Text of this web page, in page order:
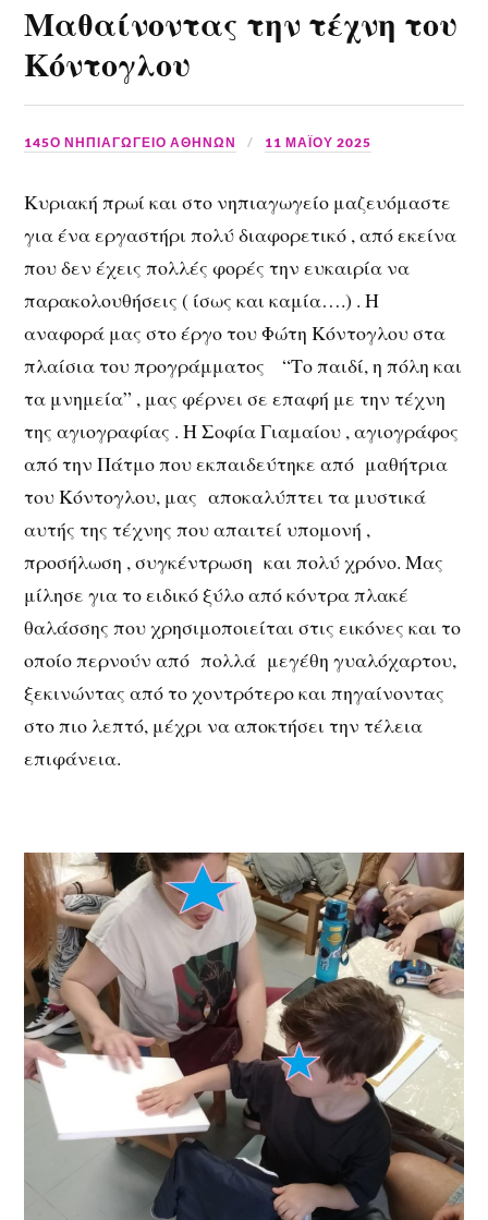
Μαθαίνοντας την τέχνη του
Κόντογλου
145Ο ΝΗΠΙΑΓΩΓΕΙΟ ΑΘΗΝΩΝ 11 ΜΑΪ́ΟΥ 2025
Κυριακή πρωί και στο νηπιαγωγείο μαζευόμαστε
για ένα εργαστήρι πολύ διαφορετικό , από εκείνα
που δεν έχεις πολλές φορές την ευκαιρία να
παρακολουθήσεις ( ίσως και καμία….) . Η
αναφορά μας στο έργο του Φώτη Κόντογλου στα
πλαίσια του προγράμματος “Το παιδί, η πόλη και
τα μνημεία” , μας φέρνει σε επαφή με την τέχνη
της αγιογραφίας . Η Σοφία Γιαμαίου , αγιογράφος
από την Πάτμο που εκπαιδεύτηκε από μαθήτρια
του Κόντογλου, μας αποκαλύπτει τα μυστικά
αυτής της τέχνης που απαιτεί υπομονή ,
προσήλωση , συγκέντρωση και πολύ χρόνο. Μας
μίλησε για το ειδικό ξύλο από κόντρα πλακέ
θαλάσσης που χρησιμοποιείται στις εικόνες και το
οποίο περνούν από πολλά μεγέθη γυαλόχαρτου,
ξεκινώντας από το χοντρότερο και πηγαίνοντας
στο πιο λεπτό, μέχρι να αποκτήσει την τέλεια
επιφάνεια.